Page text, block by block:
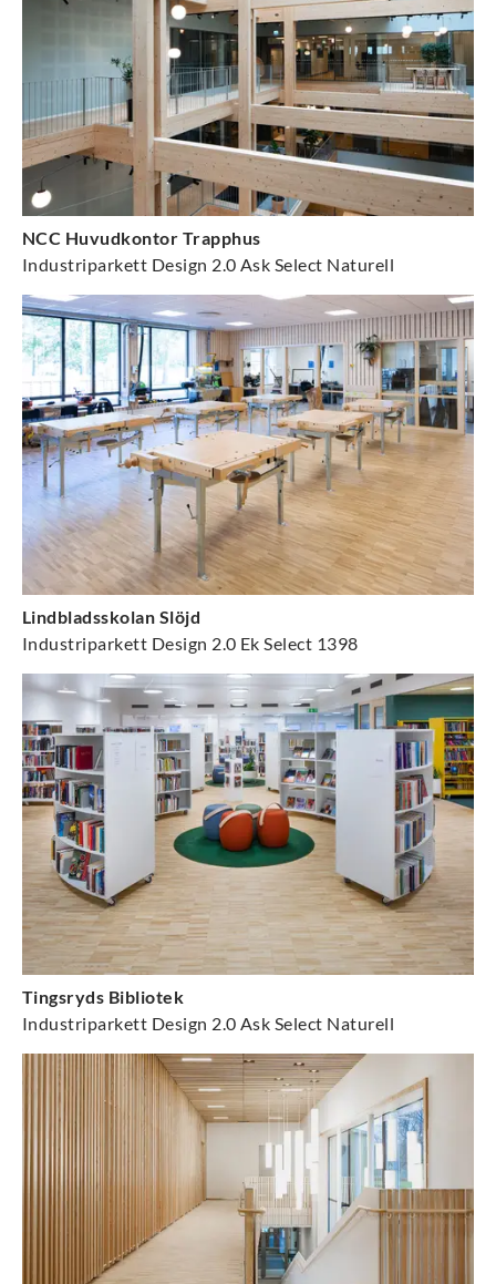
NCC Huvudkontor Trapphus
Industriparkett Design 2.0 Ask Select Naturell
Lindbladsskolan Slöjd
Industriparkett Design 2.0 Ek Select 1398
Tingsryds Bibliotek
Industriparkett Design 2.0 Ask Select Naturell